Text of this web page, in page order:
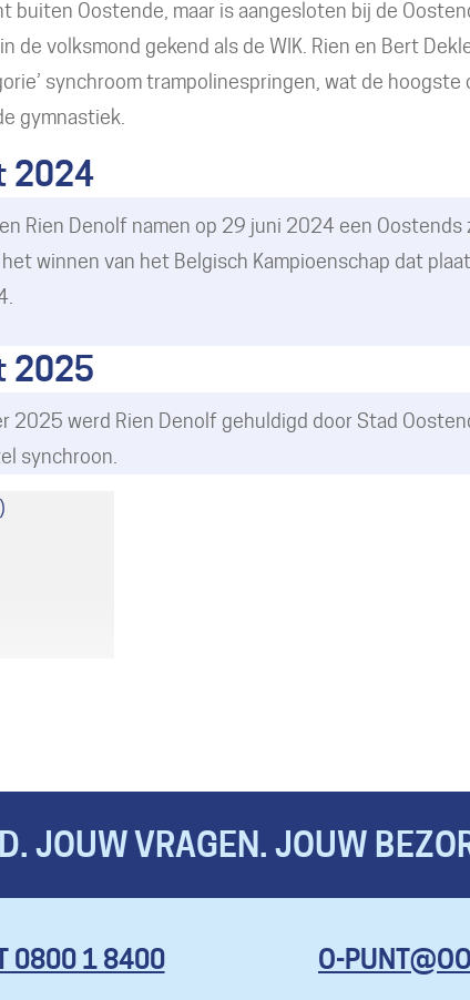
buiten Oostende, maar is aangesloten bij de
, in de volksmond gekend als de WIK. Rien en Bert
synchroom trampolinespringen, wat de
gymnastiek.
2024
Rien Denolf namen op 29 juni 2024 een Oostends
winnen van het Belgisch Kampioenschap dat
2025
2025 werd Rien Denolf gehuldigd door Stad
synchroon.
JOUW VRAGEN. JOUW
0800 1 8400 O-